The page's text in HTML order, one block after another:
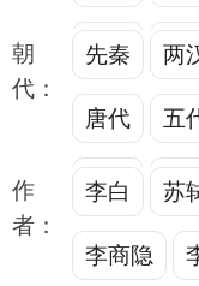
月亮 写
写山 菊
清明节
枫叶 瀑
朝
代：
先秦 两
唐代 五
元代 明
作
者：
李白 苏
李商隐